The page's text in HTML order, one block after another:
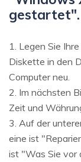
gestartet".
1. Legen Sie
Diskette in den
Computer neu.
2. Im nächsten
Zeit und
3. Auf der
eine ist
ist "Was Sie vor